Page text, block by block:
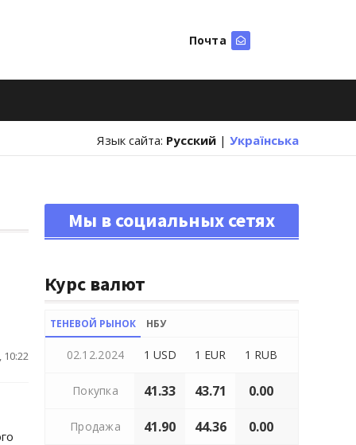
Почта
Язык сайта: Русский | Українська
10:22
Мы в социальных сетях
Курс валют
ТЕНЕВОЙ РЫНОК НБУ
02.12.2024 1 USD 1 EUR 1 RUB
Покупка 41.33 43.71 0.00
Продажа 41.90 44.36 0.00